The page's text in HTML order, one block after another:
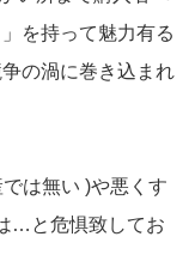
を持って魅力有る
の渦に巻き込まれ
は無い )や悪くす
…と危惧致してお